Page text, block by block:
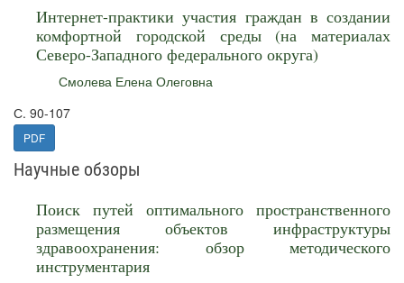
Интернет-практики участия граждан в создании
комфортной городской среды (на материалах
Северо-Западного федерального округа)
Смолева Елена Олеговна
С. 90-107
PDF
Научные обзоры
Поиск путей оптимального пространственного
размещения объектов инфраструктуры
здравоохранения: обзор методического
инструментария